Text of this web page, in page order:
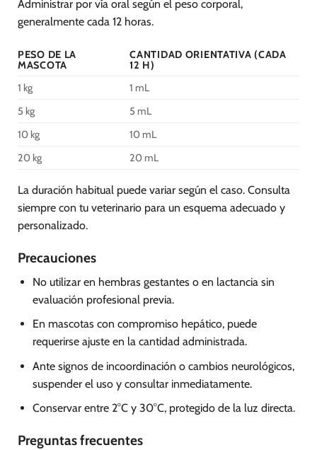
Administrar por vía oral según el peso corporal,
generalmente cada 12 horas.
PESO DE LA
MASCOTA
CANTIDAD ORIENTATIVA (CADA
12 H)
1 kg
1 mL
5 kg
5 mL
10 kg
10 mL
20 kg
20 mL
La duración habitual puede variar según el caso. Consulta
siempre con tu veterinario para un esquema adecuado y
personalizado.
Precauciones
No utilizar en hembras gestantes o en lactancia sin
evaluación profesional previa.
En mascotas con compromiso hepático, puede
requerirse ajuste en la cantidad administrada.
Ante signos de incoordinación o cambios neurológicos,
suspender el uso y consultar inmediatamente.
Conservar entre 2°C y 30°C, protegido de la luz directa.
Preguntas frecuentes